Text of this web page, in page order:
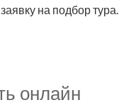
на подбор тура.
онлайн